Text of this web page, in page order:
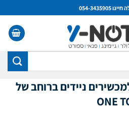
054-3435905
ניידים ברוחב של